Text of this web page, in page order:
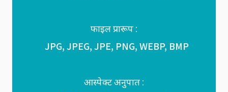
फाइल प्रारूप :
JPG, JPEG, JPE, PNG, WEBP, BMP
आस्पेक्ट अनुपात :